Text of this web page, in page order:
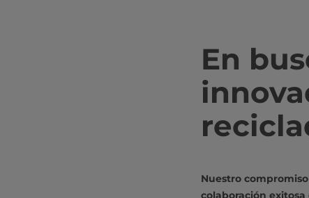
En
Nuestro
colaboración